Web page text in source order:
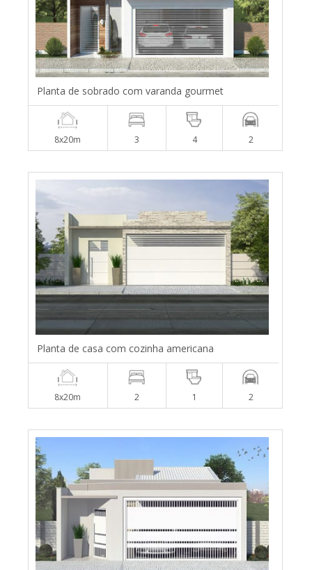
Planta de sobrado com varanda gourmet
8x20m 3 4 2
Planta de casa com cozinha americana
8x20m 2 1 2